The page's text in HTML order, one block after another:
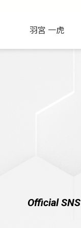
羽宮 一虎
Official SNS